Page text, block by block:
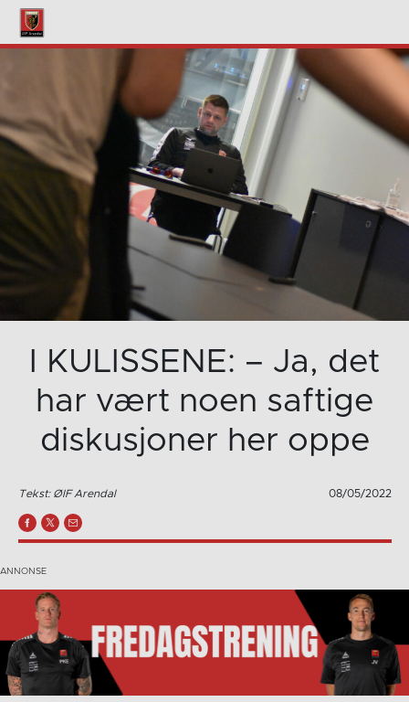
I KULISSENE: – Ja, det
har vært noen saftige
diskusjoner her oppe
Tekst: ØIF Arendal 08/05/2022